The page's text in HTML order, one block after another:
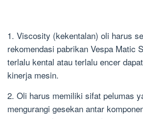
1. Viscosity (kekentalan) oli harus
rekomendasi pabrikan Vespa Matic
terlalu kental atau terlalu encer
kinerja mesin.
2. Oli harus memiliki sifat pelumas
mengurangi gesekan antar